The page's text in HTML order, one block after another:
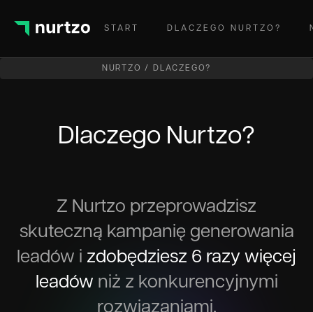
START DLACZEGO NURTZO?
NURTZO / DLACZEGO?
Dlaczego Nurtzo?
Z Nurtzo przeprowadzisz
skuteczną kampanię generowania
leadów i zdobędziesz 6 razy więcej
leadów niż z konkurencyjnymi
rozwiązaniami.